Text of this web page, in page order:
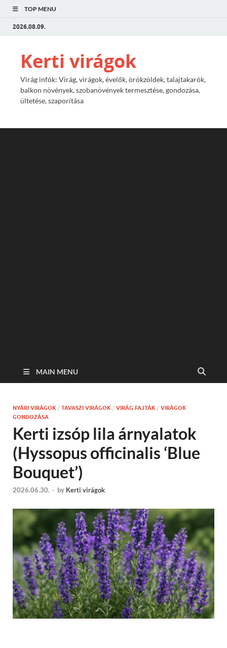
TOP MENU
2026.08.09.
Kerti virágok
Virág infók: Virág, virágok, évelők, örökzöldek, talajtakarók,
balkon növények, szobanövények termesztése, gondozása,
ültetése, szaporítása
MAIN MENU
NYÁRI VIRÁGOK / TAVASZI VIRÁGOK / VIRÁG FAJTÁK / VIRÁGOK
GONDOZÁSA
Kerti izsóp lila árnyalatok
(Hyssopus officinalis ‘Blue
Bouquet’)
2026.06.30. - by Kerti virágok